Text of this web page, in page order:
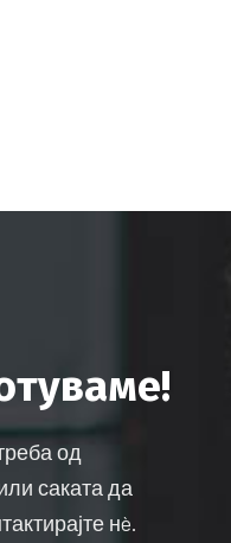
туваме!
од
саката да
нè.